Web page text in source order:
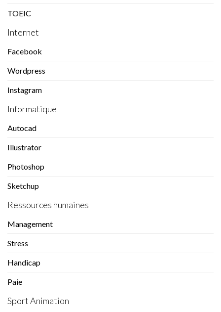
TOEIC
Internet
Facebook
Wordpress
Instagram
Informatique
Autocad
Illustrator
Photoshop
Sketchup
Ressources humaines
Management
Stress
Handicap
Paie
Sport Animation